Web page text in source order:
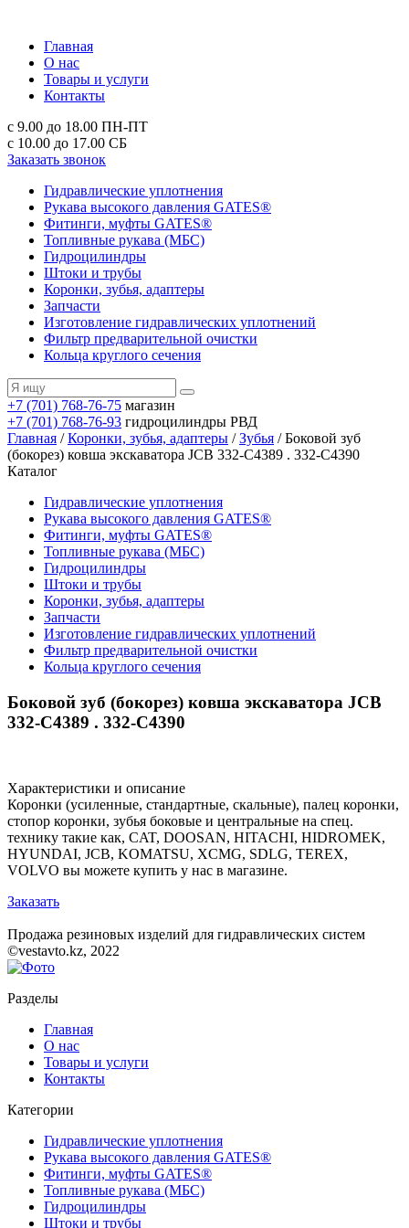
Главная
О нас
Товары и услуги
Контакты
с 9.00 до 18.00 ПН-ПТ
с 10.00 до 17.00 СБ
Заказать звонок
Гидравлические уплотнения
Рукава высокого давления GATES®
Фитинги, муфты GATES®
Топливные рукава (МБС)
Гидроцилиндры
Штоки и трубы
Коронки, зубья, адаптеры
Запчасти
Изготовление гидравлических уплотнений
Фильтр предварительной очистки
Кольца круглого сечения
+7 (701) 768-76-75 магазин
+7 (701) 768-76-93 гидроцилиндры РВД
Главная /Коронки, зубья, адаптеры /Зубья / Боковой зуб
(бокорез) ковша экскаватора JCB 332-C4389 . 332-C4390
Каталог
Гидравлические уплотнения
Рукава высокого давления GATES®
Фитинги, муфты GATES®
Топливные рукава (МБС)
Гидроцилиндры
Штоки и трубы
Коронки, зубья, адаптеры
Запчасти
Изготовление гидравлических уплотнений
Фильтр предварительной очистки
Кольца круглого сечения
Боковой зуб (бокорез) ковша экскаватора JCB
332-C4389 . 332-C4390
Характеристики и описание
Коронки (усиленные, стандартные, скальные), палец коронки,
стопор коронки, зубья боковые и центральные на спец.
технику такие как, CAT, DOOSAN, HITACHI, HIDROMEK,
HYUNDAI, JCB, KOMATSU, XCMG, SDLG, TEREX,
VOLVO вы можете купить у нас в магазине.
Заказать
Продажа резиновых изделий для гидравлических систем
©vestavto.kz, 2022
Разделы
Главная
О нас
Товары и услуги
Контакты
Категории
Гидравлические уплотнения
Рукава высокого давления GATES®
Фитинги, муфты GATES®
Топливные рукава (МБС)
Гидроцилиндры
Штоки и трубы